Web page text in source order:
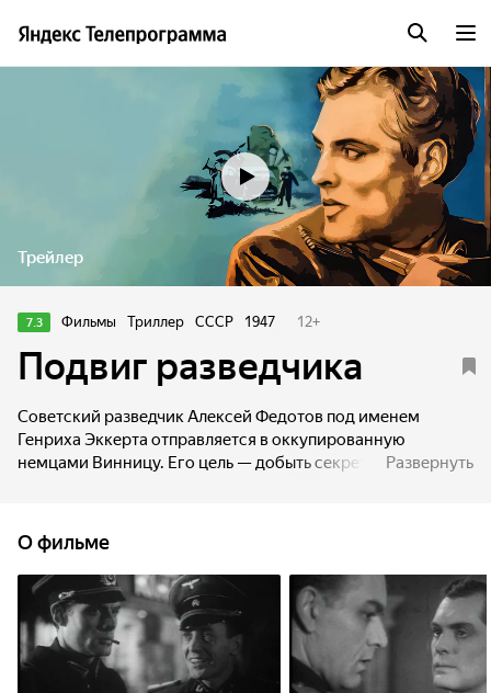
Трейлер
7.3 Фильмы Триллер СССР 1947 12+
Подвиг разведчика
Советский разведчик Алексей Федотов под именем
Генриха Эккерта отправляется в оккупированную
немцами Винницу. Его цель — добыть секретную
расстрелян. Федотов вынужден искать связь через
подполье, но случайно он узнает, что один из
подпольщиков — провокатор.
Развернуть
О фильме